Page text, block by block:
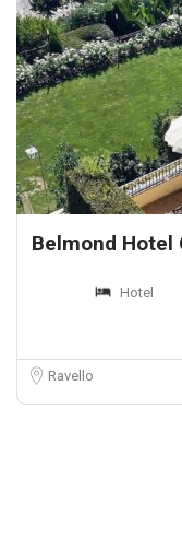
Belmond Hotel
Hotel
Ravello